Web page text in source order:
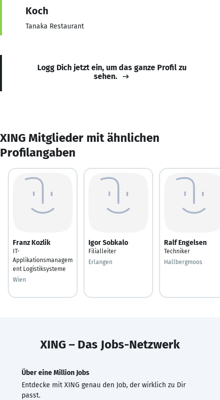
Koch
Tanaka Restaurant
Logg Dich jetzt ein, um das ganze Profil zu
sehen.
XING Mitglieder mit ähnlichen
Profilangaben
Franz Kozlik
IT-
Applikationsmanagem
ent Logistiksysteme
Wien
Igor Sobkalo
Filialleiter
Erlangen
Ralf Engelsen
Techniker
Hallbergmoos
XING – Das Jobs-Netzwerk
Über eine Million Jobs
Entdecke mit XING genau den Job, der wirklich zu Dir
passt.